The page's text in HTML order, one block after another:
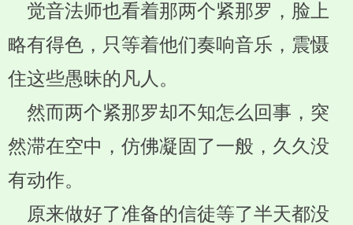
觉音法师也看着那两个紧那罗，脸上
略有得色，只等着他们奏响音乐，震慑
住这些愚昧的凡人。
然而两个紧那罗却不知怎么回事，突
然滞在空中，仿佛凝固了一般，久久没
有动作。
原来做好了准备的信徒等了半天都没